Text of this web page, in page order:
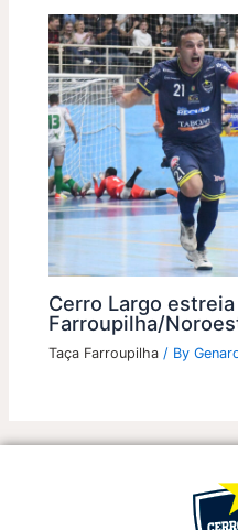
Cerro Largo
Farroupilha/
Taça Farroupilha / By